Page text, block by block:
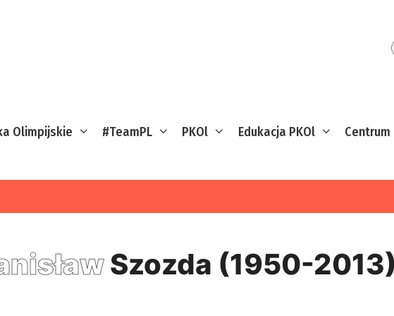
Olimpijskie #TeamPL PKOl Edukacja PKOl
Szozda (1950-2013)